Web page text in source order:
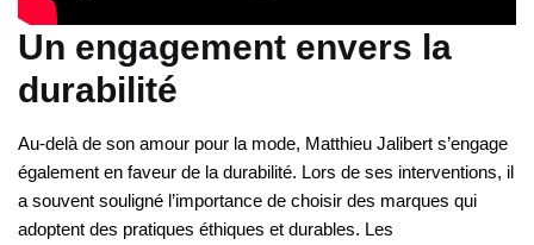
Un engagement envers la
durabilité
Au-delà de son amour pour la mode, Matthieu Jalibert s’engage
également en faveur de la durabilité. Lors de ses interventions, il
a souvent souligné l’importance de choisir des marques qui
adoptent des pratiques éthiques et durables. Les